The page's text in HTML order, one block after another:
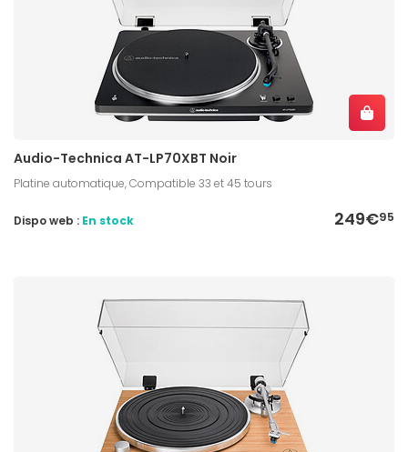
Audio-Technica AT-LP70XBT Noir
Platine automatique, Compatible 33 et 45 tours
249€95
Dispo web : En stock